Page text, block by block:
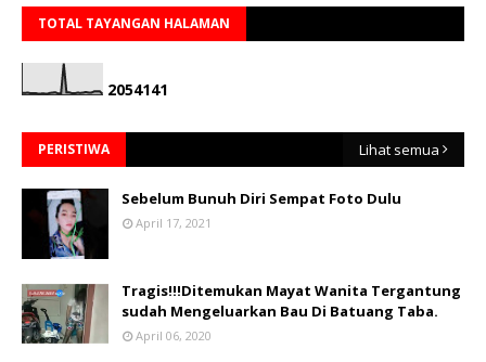
TOTAL TAYANGAN HALAMAN
2054141
PERISTIWA Lihat semua
Sebelum Bunuh Diri Sempat Foto Dulu
April 17, 2021
Tragis!!!Ditemukan Mayat Wanita Tergantung
sudah Mengeluarkan Bau Di Batuang Taba.
April 06, 2020